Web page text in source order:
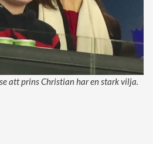
att prins Christian har en stark vilja.